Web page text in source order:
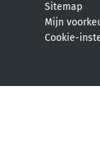
Sitemap
Mijn
Cookie-